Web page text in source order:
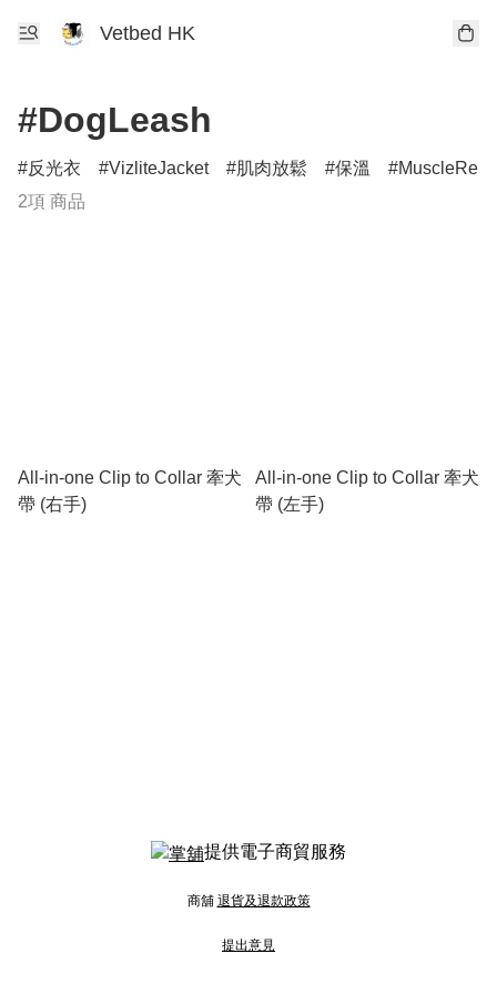
Vetbed HK
#DogLeash
反光衣 VizliteJacket 肌肉放鬆 保溫
2項 商品
All-in-one Clip to Collar 牽犬
帶 (右手)
All-in-one Clip to Collar 牽犬
帶 (左手)
提供電子商貿服務
商舖 退貨及退款政策
提出意見